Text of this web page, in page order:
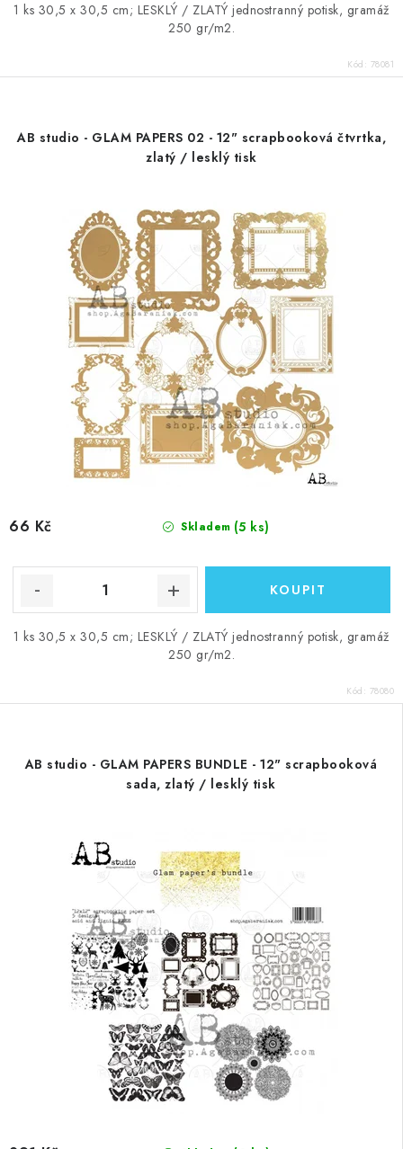
1 ks 30,5 x 30,5 cm; LESKLÝ / ZLATÝ jednostranný potisk, gramáž
250 gr/m2.
Kód: 78081
AB studio - GLAM PAPERS 02 - 12" scrapbooková čtvrtka,
zlatý / lesklý tisk
Skladem (5 ks)
66 Kč
1 ks 30,5 x 30,5 cm; LESKLÝ / ZLATÝ jednostranný potisk, gramáž
250 gr/m2.
Kód: 78080
AB studio - GLAM PAPERS BUNDLE - 12" scrapbooková
sada, zlatý / lesklý tisk